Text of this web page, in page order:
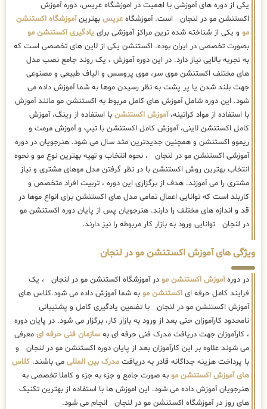
یکی از دوره های آموزشی با اهمیت در اموزشگاه عریس، دوره آموزش
اکستنشن مو در لنجان است. آموزشگاه عریس بهترینآموزشگاه اکستنشن
مو و یکی از شناخته شده ترین مراکز آموزشی برای یادگیری اکستنشن مو
بصورت تخصصی در ایران بوده. اکستنشن یکی از لاین های تخصصی است که
به تجربه بالایی نیاز دارد. در این دوره آموزش ، یک روند جامع نصب مدل
های مختلف اکستنشن موی سر، موی پروسس و الیاف طبیعی و مصنوعی
جهت بلند شدن یا پر پشت به نظر رسیدن موها به شما آموزش داده می
شود. این دوره شامل آموزش های کامل مربوط به اکستنشن مو مانند آموزش
با استفاده از مواد کراتینه،آموزش اکستنشن با استفاده از رینگ، آموزش
کامل اکستنشن لاینی، آموزش کامل اکستنشن با تیپ و آموزش مرمت و
ریموو اکستنشن و همچنین جدیدترین متد سال می شود. هنرجویان در دوره
آموزشی اکستنشن مو در لنجان ، نحوه انتخاب و تهیه بهترین نوع مو و نحوه
انتخاب بهترین روش اکستنشن با در نظر گرفتن مدل موهای مشتری و نیاز
مشتری را می آموزند. هدف از برگزاری این دوره ، تربیت افراد متخصص و
کاربلد است که توانایی اعمال تمامی مدل های اکستنشن برای انواع موها در
قد و اندازه های مختلف را دارند. هنرجویان پس از پایان دوره اکستنشن مو
در لنجان توانایی ورود به بازار کار مربوطه را نیز دارند.
ویژگی های آموزش اکستنشن مو در لنجان
در دورهآموزش اکستنشن مو در آموزشگاه اکستنشن مو در لنجان ، یک
فرایند کامل حرفه ای اکستنشن مو به شما آموزش داده می شود.کلاس های
آموزش اکستنشن مو در لنجان با تضمین یادگیری کامل و پشتیبانی
نامحدود کارآموزان حتی بعد از ورود به بازار کار، برگزار می شود. در پایان دوره
، کارآموزان جهت دریافت مدرک فنی حرفه ای بهسازمان فنی حرفه ای معرفی
می شوند علاوه بر این کارآموزان بعد از پایان دوره اکستنشن مو در لنجان و
با پرداخت هزینه جداگانه قادر به دریافت مدرک بین المللی می باشند. کلاس
های آموزش اکستنشن مو به صورت جامع و جزء به جزء و کاملا تخصصی به
هنرجویان آموزش داده می شود. این اموزش ها با استفاده از بهترین تکنیک
های روز در آموزشگاه اکستنشن مو در لنجان انجام می شود.